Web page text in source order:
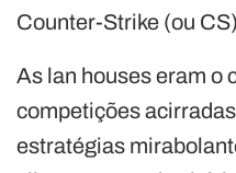
Counter-Strike (ou
As lan houses eram o
competições
estratégias